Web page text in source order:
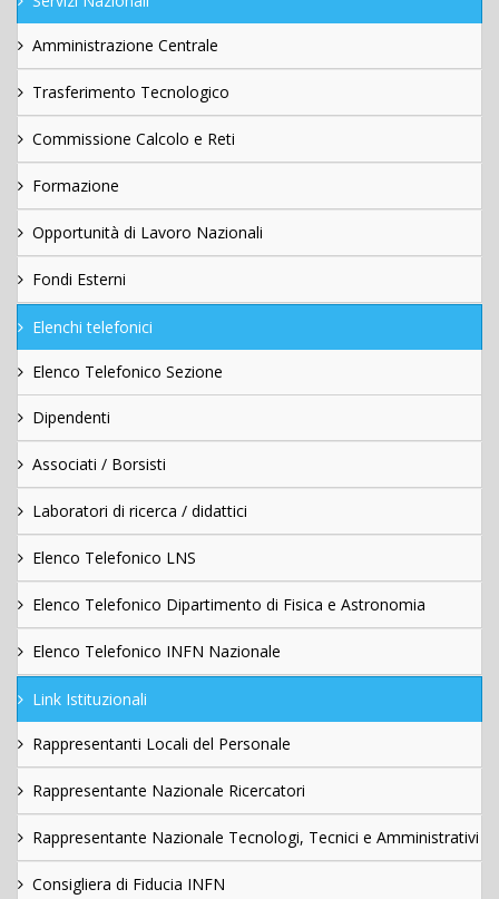
Amministrazione Centrale
Trasferimento Tecnologico
Commissione Calcolo e Reti
Formazione
Opportunità di Lavoro Nazionali
Fondi Esterni
Elenchi telefonici
Elenco Telefonico Sezione
Dipendenti
Associati / Borsisti
Laboratori di ricerca / didattici
Elenco Telefonico LNS
Elenco Telefonico Dipartimento di Fisica e Astronomia
Elenco Telefonico INFN Nazionale
Link Istituzionali
Rappresentanti Locali del Personale
Rappresentante Nazionale Ricercatori
Rappresentante Nazionale Tecnologi, Tecnici e Amministrativi
Consigliera di Fiducia INFN